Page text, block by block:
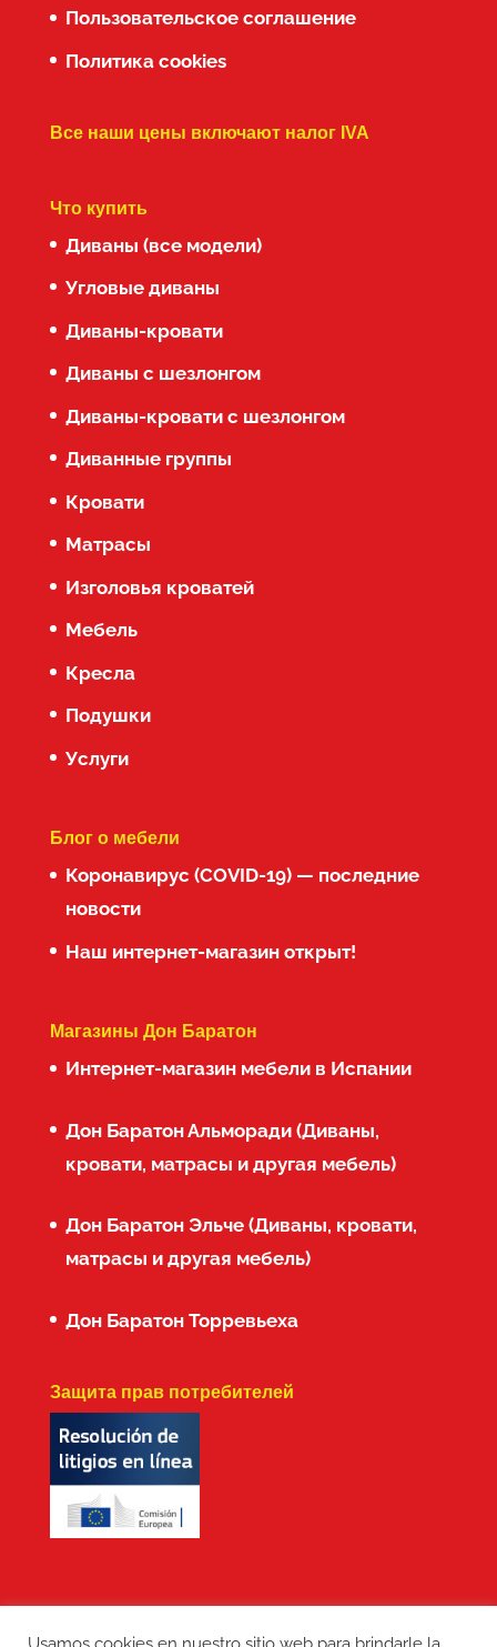
Пользовательское соглашение
Политика cookies
Все наши цены включают налог IVA
Что купить
Диваны (все модели)
Угловые диваны
Диваны-кровати
Диваны с шезлонгом
Диваны-кровати с шезлонгом
Диванные группы
Кровати
Матрасы
Изголовья кроватей
Мебель
Кресла
Подушки
Услуги
Блог о мебели
Коронавирус (COVID-19) — последние
новости
Наш интернет-магазин открыт!
Магазины Дон Баратон
Интернет-магазин мебели в Испании
Дон Баратон Альморади (Диваны,
кровати, матрасы и другая мебель)
Дон Баратон Эльче (Диваны, кровати,
матрасы и другая мебель)
Дон Баратон Торревьеха
Защита прав потребителей
Usamos cookies en nuestro sitio web para brindarle la